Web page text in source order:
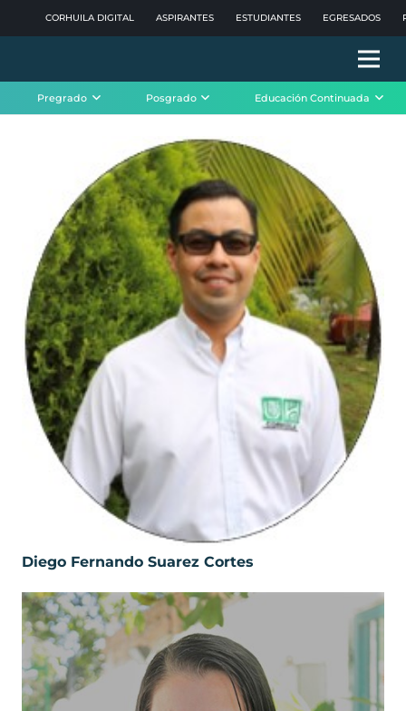
CORHUILA DIGITAL ASPIRANTES ESTUDIANTES EGRESADOS
Pregrado Posgrado Educación Continuada
Diego Fernando Suarez Cortes